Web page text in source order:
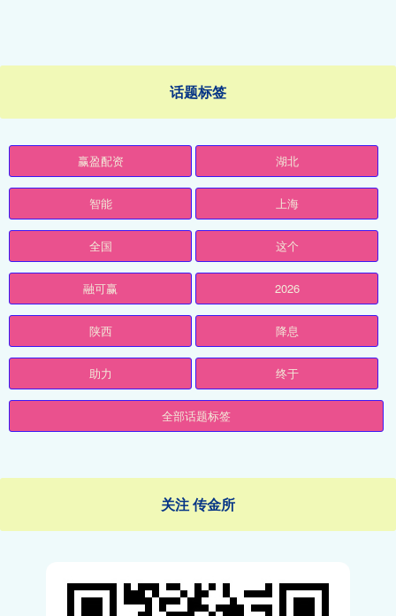
话题标签
赢盈配资 湖北
智能 上海
全国 这个
融可赢 2026
陕西 降息
助力 终于
全部话题标签
关注 传金所